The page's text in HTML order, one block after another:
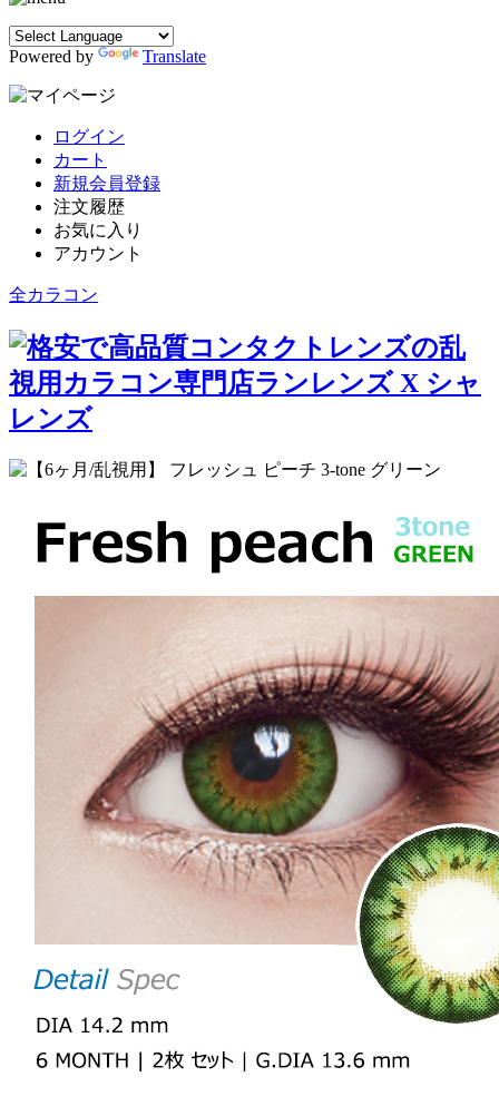
Powered by Translate
ログイン
カート
新規会員登録
注文履歴
お気に入り
アカウント
全カラコン